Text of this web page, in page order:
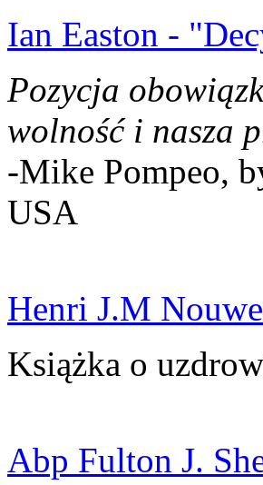
Ian Easton -
Pozycja
wolność i nasza
-Mike Pompeo,
USA
Henri J.M
Książka o
Abp Fulton J.